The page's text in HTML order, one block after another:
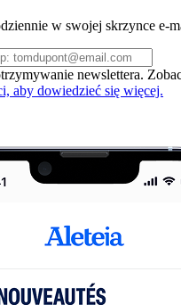
w swojej skrzynce e-
newslettera.
aby dowiedzieć się więcej.